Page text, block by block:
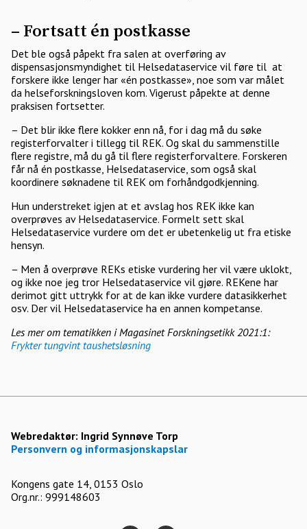
– Fortsatt én postkasse
Det ble også påpekt fra salen at overføring av
dispensasjonsmyndighet til Helsedataservice vil føre til at
forskere ikke lenger har «én postkasse», noe som var målet
da helseforskningsloven kom. Vigerust påpekte at denne
praksisen fortsetter.
– Det blir ikke flere kokker enn nå, for i dag må du søke
registerforvalter i tillegg til REK. Og skal du sammenstille
flere registre, må du gå til flere registerforvaltere. Forskeren
får nå én postkasse, Helsedataservice, som også skal
koordinere søknadene til REK om forhåndgodkjenning.
Hun understreket igjen at et avslag hos REK ikke kan
overprøves av Helsedataservice. Formelt sett skal
Helsedataservice vurdere om det er ubetenkelig ut fra etiske
hensyn.
– Men å overprøve REKs etiske vurdering her vil være uklokt,
og ikke noe jeg tror Helsedataservice vil gjøre. REKene har
derimot gitt uttrykk for at de kan ikke vurdere datasikkerhet
osv. Der vil Helsedataservice ha en annen kompetanse.
Les mer om tematikken i Magasinet Forskningsetikk 2021:1:
Frykter tungvint taushetsløsning
Webredaktør: Ingrid Synnøve Torp
Personvern og informasjonskapslar
Kongens gate 14, 0153 Oslo
Org.nr.: 999148603